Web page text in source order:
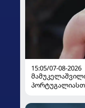
15:05/07-08-2026